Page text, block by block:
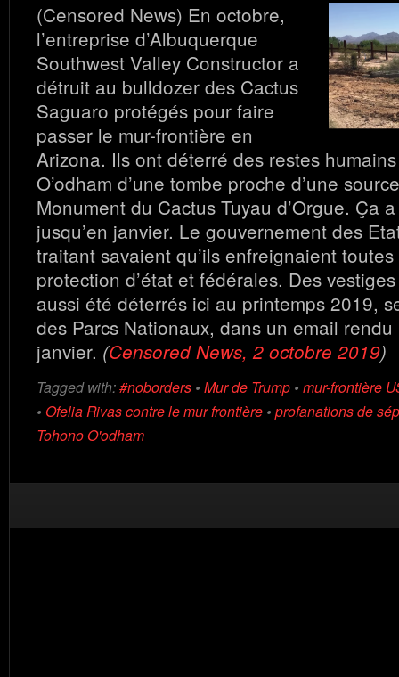
(Censored News) En octobre,
l’entreprise d’Albuquerque
Southwest Valley Constructor a
détruit au bulldozer des Cactus
Saguaro protégés pour faire
passer le mur-frontière en
Arizona. Ils ont déterré des restes
O’odham d’une tombe proche d’une
Monument du Cactus Tuyau d’Orgue. Ça
jusqu’en janvier. Le gouvernement des
traitant savaient qu’ils enfreignaient
protection d’état et fédérales. Des
aussi été déterrés ici au printemps 2019,
des Parcs Nationaux, dans un email
janvier. (Censored News, 2 octobre 2019)
Tagged with:#noborders • Mur de Trump • mur-frontière
• Ofelia Rivas contre le mur frontière • profanations de
Tohono O'odham